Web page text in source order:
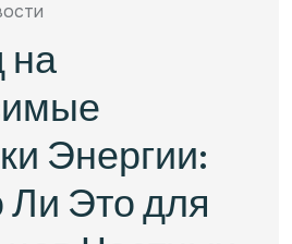
на
Энергии:
Ли Это для